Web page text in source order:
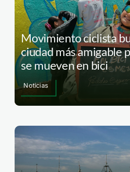
Movimiento ciclista
ciudad más amigable
se mueven en bici
Noticias